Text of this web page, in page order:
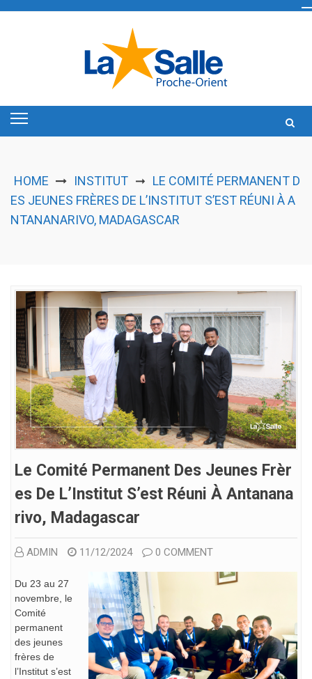
HOME INSTITUT ➞ LE COMITÉ PERMANENT D
ES JEUNES FRÈRES DE L’INSTITUT S’EST RÉUNI À A
NTANANARIVO, MADAGASCAR
Le Comité Permanent Des Jeunes Frèr
Es De L’Institut S’est Réuni À Antanana
Rivo, Madagascar
ADMIN 11/12/2024 0 COMMENT
Du 23 au 27
novembre, le
Comité
permanent
des jeunes
frères de
l’Institut s’est